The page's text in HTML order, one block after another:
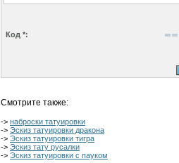
Код *:
Смотрите также:
-> наброски татуировки
-> Эскиз татуировки дракона
-> Эскиз татуировки тигра
-> Эскиз тату русалки
-> Эскиз татуировки с пауком